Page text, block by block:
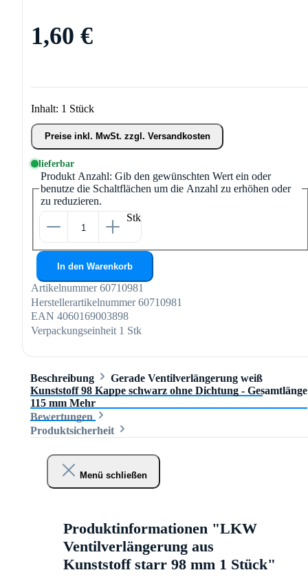
1,60 €
Inhalt: 1 Stück
Preise inkl. MwSt. zzgl. Versandkosten
lieferbar
Produkt Anzahl: Gib den gewünschten Wert ein oder
benutze die Schaltflächen um die Anzahl zu erhöhen oder
zu reduzieren.
Stk
In den Warenkorb
Artikelnummer 60710981
Herstellerartikelnummer 60710981
EAN 4060169003898
Verpackungseinheit 1 Stk
Beschreibung
Gerade Ventilverlängerung weiß
Kunststoff 98 Kappe schwarz ohne Dichtung - Gesamtlänge
115 mm Mehr
Bewertungen
Produktsicherheit
Menü schließen
Produktinformationen "LKW
Ventilverlängerung aus
Kunststoff starr 98 mm 1 Stück"